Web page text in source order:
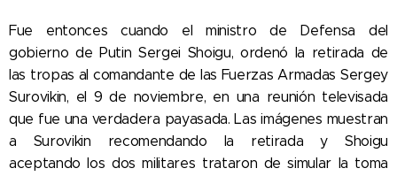
Fue entonces cuando el ministro de Defensa del
gobierno de Putin Sergei Shoigu, ordenó la retirada de
las tropas al comandante de las Fuerzas Armadas Sergey
Surovikin, el 9 de noviembre, en una reunión televisada
que fue una verdadera payasada. Las imágenes muestran
a Surovikin recomendando la retirada y Shoigu
aceptando los dos militares trataron de simular la toma